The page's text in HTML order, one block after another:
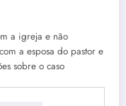
a igreja e não
a esposa do pastor e
sobre o caso